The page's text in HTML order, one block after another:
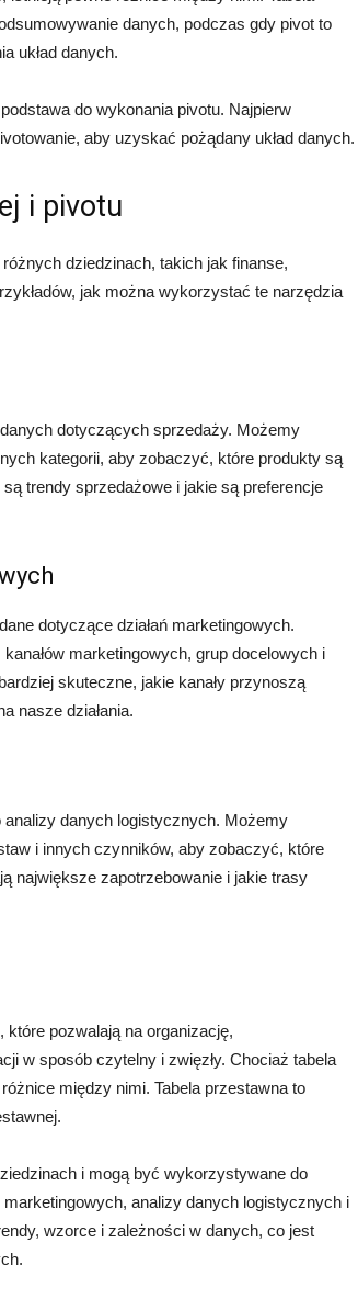
danych, podczas gdy pivot to
układ danych.
do wykonania pivotu. Najpierw
aby uzyskać pożądany układ danych.
i pivotu
dziedzinach, takich jak finanse,
jak można wykorzystać te narzędzia
dotyczących sprzedaży. Możemy
kategorii, aby zobaczyć, które produkty są
trendy sprzedażowe i jakie są preferencje
dotyczące działań marketingowych.
marketingowych, grup docelowych i
skuteczne, jakie kanały przynoszą
nasze działania.
danych logistycznych. Możemy
i innych czynników, aby zobaczyć, które
największe zapotrzebowanie i jakie trasy
pozwalają na organizację,
w sposób czytelny i zwięzły. Chociaż tabela
między nimi. Tabela przestawna to
i mogą być wykorzystywane do
analizy danych logistycznych i
wzorce i zależności w danych, co jest